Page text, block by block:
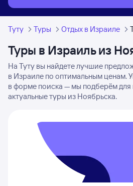
Туту Туры Отдых в Израиле
Туры в Израиль из
На Туту вы найдете лучшие
в Израиле по оптимальным ценам.
в форме поиска — мы подберём для
актуальные туры из Ноябрьска.